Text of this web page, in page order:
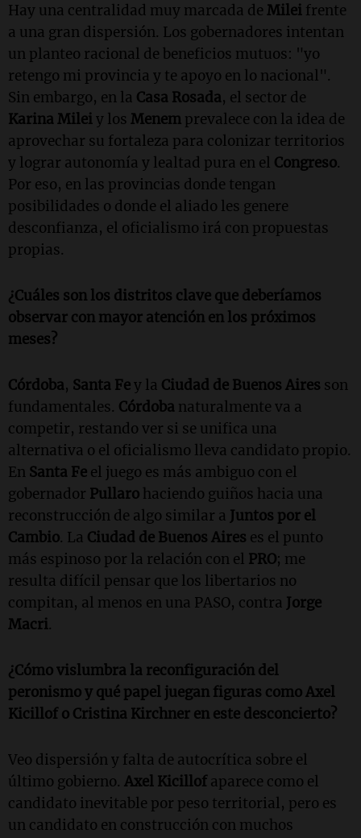
Hay una centralidad muy marcada de Milei frente
a una gran dispersión. Los gobernadores intentan
un planteo racional de beneficios mutuos: "yo
retengo mi provincia y te apoyo en lo nacional".
Sin embargo, en la Casa Rosada, el sector de
Karina Mileiy los Menem prevalece con la idea de
aprovechar su fortaleza para colonizar territorios
y lograr autonomía y lealtad pura en el Congreso.
Por eso, en las provincias donde tengan
posibilidades o donde el aliado les genere
desconfianza, el oficialismo irá con propuestas
propias.
¿Cuáles son los distritos clave que deberíamos
observar con mayor atención en los próximos
meses?
Córdoba, Santa Fey la Ciudad de Buenos Aires son
fundamentales. Córdoba naturalmente va a
competir, restando ver si se unifica una
alternativa o el oficialismo lleva candidato propio.
En Santa Fe el juego es más ambiguo con el
gobernador Pullaro haciendo guiños hacia una
reconstrucción de algo similar a Juntos por el
Cambio. La Ciudad de Buenos Aires es el punto
más espinoso por la relación con el PRO; me
resulta difícil pensar que los libertarios no
compitan, al menos en una PASO, contra Jorge
Macri.
¿Cómo vislumbra la reconfiguración del
peronismo y qué papel juegan figuras comoAxel
Kicillofo Cristina Kirchner en este desconcierto?
Veo dispersión y falta de autocrítica sobre el
último gobierno. Axel Kicillofaparece como el
candidato inevitable por peso territorial, pero es
un candidato en construcción con muchos